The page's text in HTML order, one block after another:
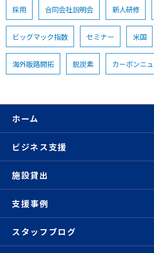
採用 合同会社説明会 新人研修
ビッグマック指数 セミナー 米国
海外販路開拓 脱炭素 カーボンニ
ホーム
ビジネス支援
施設貸出
支援事例
スタッフブログ